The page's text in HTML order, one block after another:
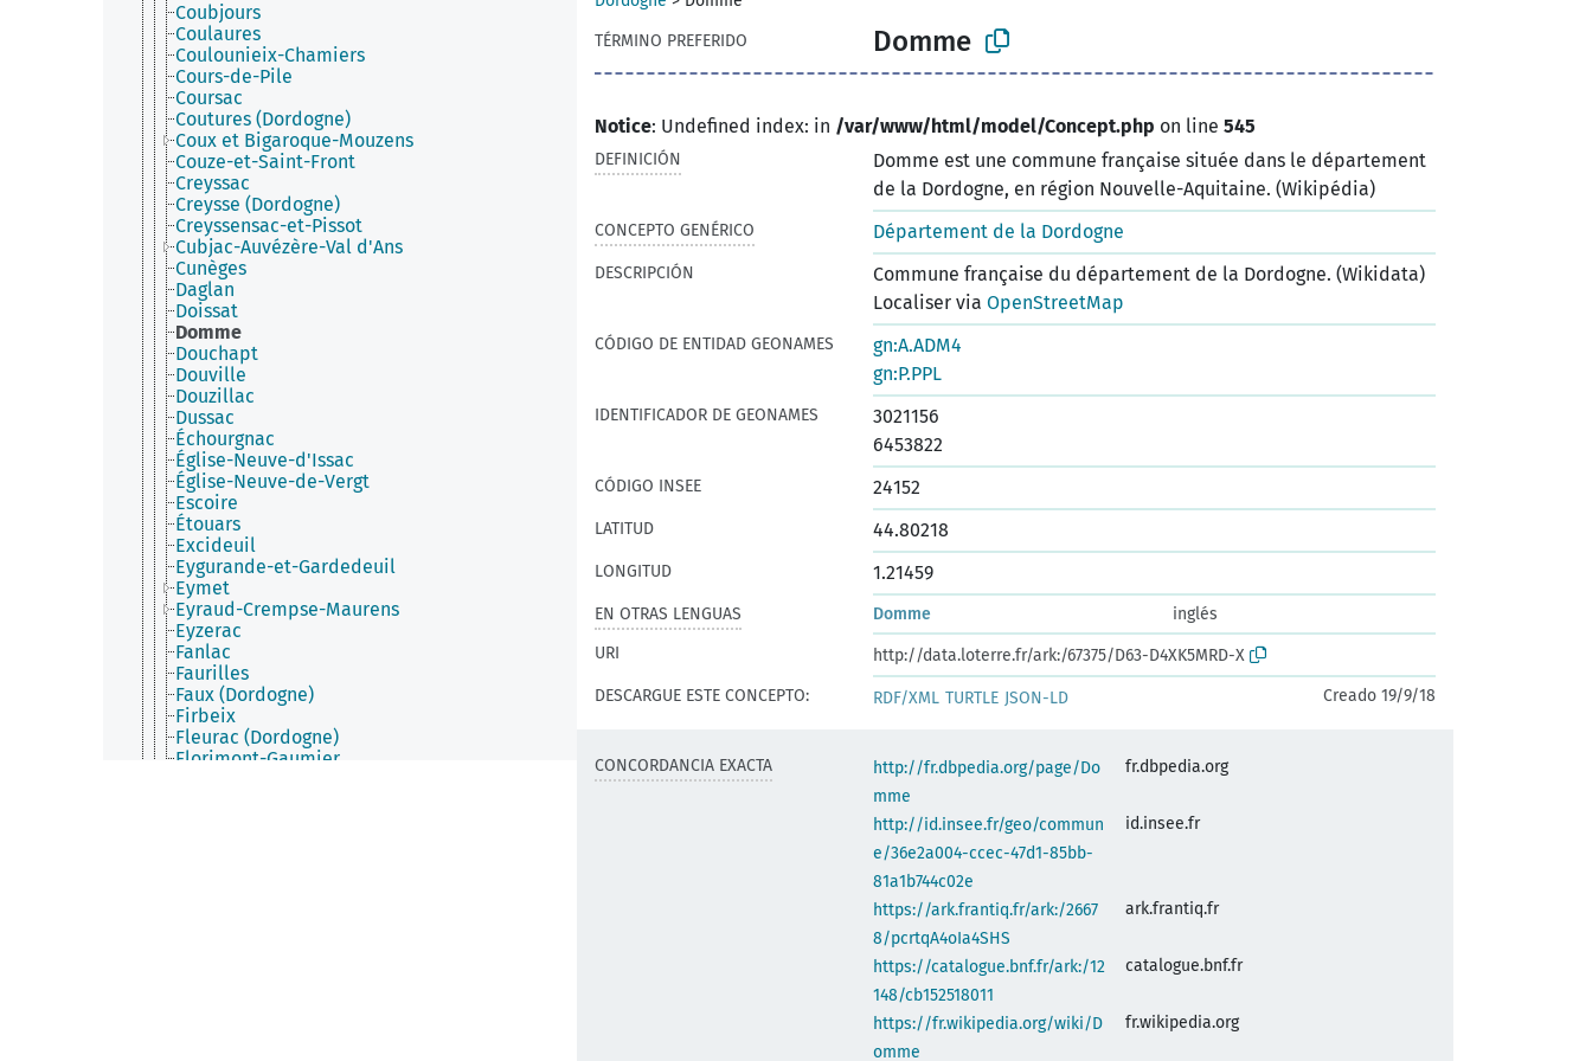
Coubjours
Coulaures
Coulounieix-Chamiers
Cours-de-Pile
Coursac
Coutures (Dordogne)
Coux et Bigaroque-Mouzens
Couze-et-Saint-Front
Creyssac
Creysse (Dordogne)
Creyssensac-et-Pissot
Cubjac-Auvézère-Val d'Ans
Cunèges
Daglan
Doissat
Domme
Douchapt
Douville
Douzillac
Dussac
Échourgnac
Église-Neuve-d'Issac
Église-Neuve-de-Vergt
Escoire
Étouars
Excideuil
Eygurande-et-Gardedeuil
Eymet
Eyraud-Crempse-Maurens
Eyzerac
Fanlac
Faurilles
Faux (Dordogne)
Firbeix
Fleurac (Dordogne)
Florimont-Gaumier
TÉRMINO PREFERIDO
Domme
Notice: Undefined index: in /var/www/html/model/Concept.php on line 545
DEFINICIÓN
Domme est une commune française située dans le département
de la Dordogne, en région Nouvelle-Aquitaine. (Wikipédia)
CONCEPTO GENÉRICO Département de la Dordogne
DESCRIPCIÓN
Commune française du département de la Dordogne. (Wikidata)
Localiser via OpenStreetMap
CÓDIGO DE ENTIDAD GEONAMES
gn:A.ADM4
gn:P.PPL
IDENTIFICADOR DE GEONAMES
3021156
6453822
CÓDIGO INSEE 24152
LATITUD 44.80218
LONGITUD 1.21459
EN OTRAS LENGUAS Domme
inglés
URI
http://data.loterre.fr/ark:/67375/D63-D4XK5MRD-X
DESCARGUE ESTE CONCEPTO:
RDF/XML TURTLE JSON-LD Creado 19/9/18
CONCORDANCIA EXACTA
http://fr.dbpedia.org/page/Do
mme
fr.dbpedia.org
http://id.insee.fr/geo/commun
e/36e2a004-ccec-47d1-85bb-
81a1b744c02e
id.insee.fr
https://ark.frantiq.fr/ark:/2667
8/pcrtqA4oIa4SHS
ark.frantiq.fr
https://catalogue.bnf.fr/ark:/12
148/cb152518011
catalogue.bnf.fr
https://fr.wikipedia.org/wiki/D
omme
fr.wikipedia.org